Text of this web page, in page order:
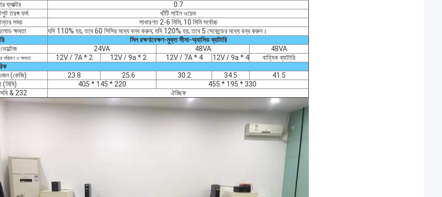
ফ্যাক্টর
0.7
তরঙ্গ ফর্ম
খাঁটি সাইন ওয়েভ
সময়
সাধারণত 2-6 মিমি, 10 মিমি সর্বোচ্চ
ক্ষমতা
যদি 110% হয়, তবে 60 সিসির মধ্যে বন্ধ করুন; যদি 120% হয়, তবে 5 সেকেন্ডের মধ্যে বন্ধ করুন।
সিল রক্ষণাবেক্ষণ-মুক্ত সীসা-অ্যাসিড ব্যাটারি
24VA 48VA 48VA
পরিমাণ ও ক্ষমতা 12V / 7A * 2 12V / 9a * 2 12V / 7A * 4 12V / 9a * 4
বাহ্যিক ব্যাটারি
(কেজি)
23.8 25.6 30.2 34.5
41.5
(মিমি)
405 * 145 * 220
455 * 195 * 330
& 232
ঐচ্ছিক